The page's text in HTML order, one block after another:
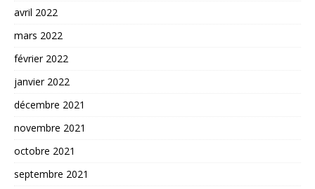
avril 2022
mars 2022
février 2022
janvier 2022
décembre 2021
novembre 2021
octobre 2021
septembre 2021